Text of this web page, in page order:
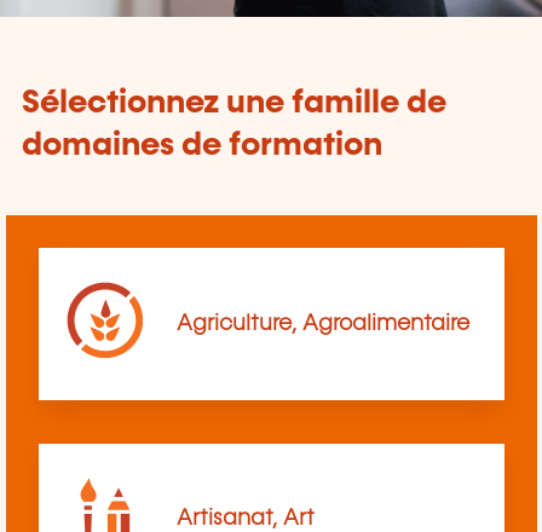
Sélectionnez une famille de
domaines de formation
Agriculture, Agroalimentaire
Artisanat, Art